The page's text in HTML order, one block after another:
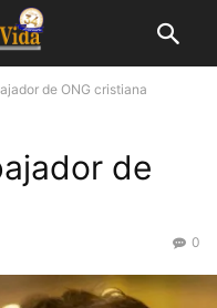
de ONG cristiana
de
0